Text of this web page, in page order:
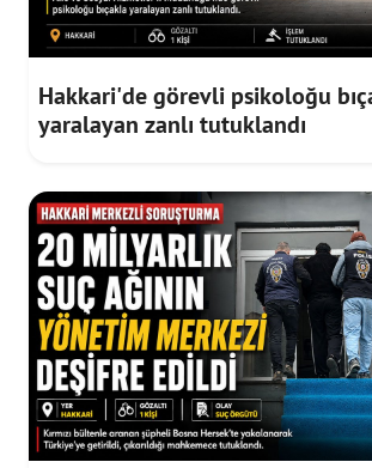
Hakkari'de görevli psikoloğu
yaralayan zanlı tutuklandı